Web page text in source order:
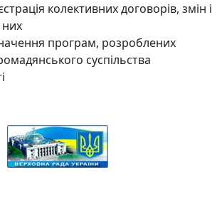
колективних договорів, змін і
програм, розроблених
суспільства